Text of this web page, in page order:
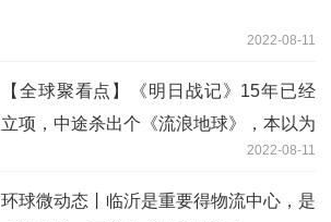
2022-08-11
【全球聚看点】《明日战记》15年已经
立项，中途杀出个《流浪地球》，本以为
2022-08-11
环球微动态丨临沂是重要得物流中心，是